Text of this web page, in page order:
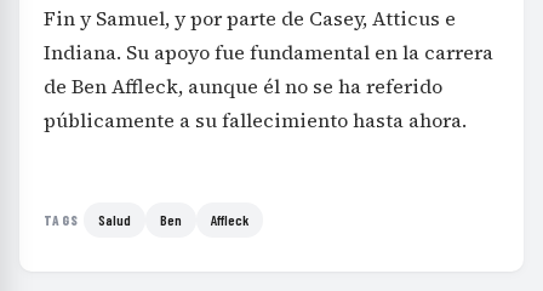
Fin y Samuel, y por parte de Casey, Atticus e
Indiana. Su apoyo fue fundamental en la carrera
de Ben Affleck, aunque él no se ha referido
públicamente a su fallecimiento hasta ahora.
TAGS Salud Ben Affleck